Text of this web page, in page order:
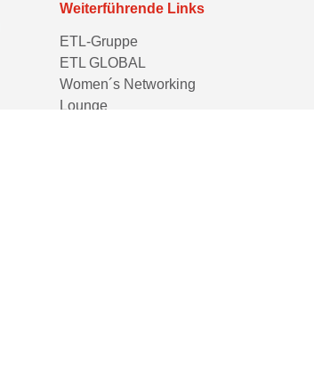
Weiterführende Links
ETL-Gruppe
ETL GLOBAL
Women´s Networking
Lounge